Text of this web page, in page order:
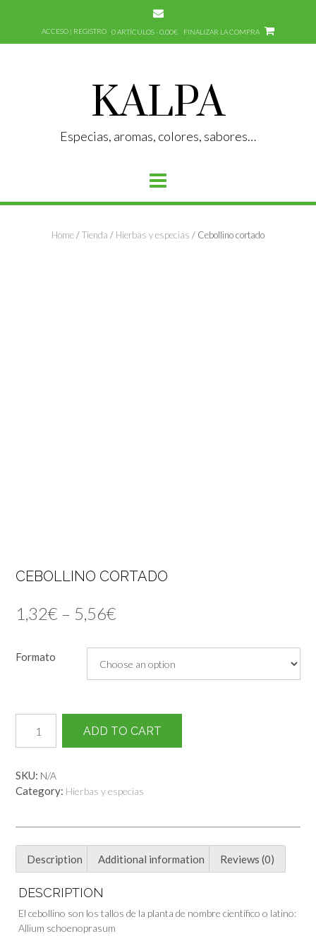
ACCESO | REGISTRO 0 ARTÍCULOS - 0,00€ FINALIZAR LA COMPRA
KALPA
Especias, aromas, colores, sabores…
Home/Tienda / Hierbas y especias / Cebollino cortado
CEBOLLINO CORTADO
1,32€ – 5,56€
Formato
cortado
quantity
ADD TO CART
SKU: N/A
Category: Hierbas y especias
Description Additional information Reviews (0)
DESCRIPTION
El cebollino son los tallos de la planta de nombre científico o latino:
Allium schoenoprasum